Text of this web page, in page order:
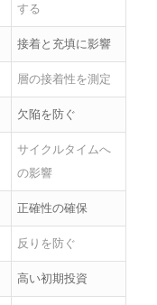
する
接着と充填に影響
層の接着性を測定
欠陥を防ぐ
サイクルタイムへ
の影響
正確性の確保
反りを防ぐ
高い初期投資